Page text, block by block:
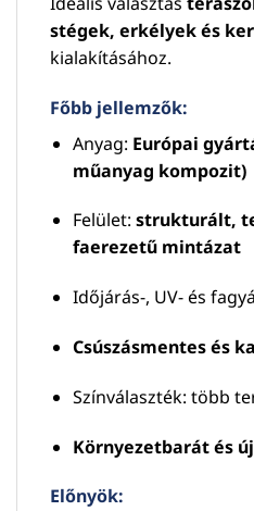
stégek, erkélyek és
kialakításához.
Főbb jellemzők:
Anyag: Európai
műanyag kompozit)
Felület: strukturált,
faerezetű mintázat
Időjárás-, UV- és
Csúszásmentes és
Színválaszték: több
Környezetbarát és
Előnyök: